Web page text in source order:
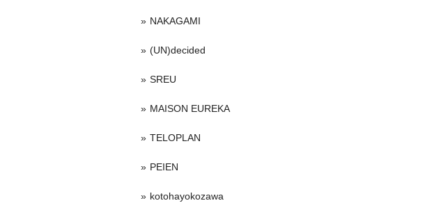
NAKAGAMI
(UN)decided
SREU
MAISON EUREKA
TELOPLAN
PEIEN
kotohayokozawa